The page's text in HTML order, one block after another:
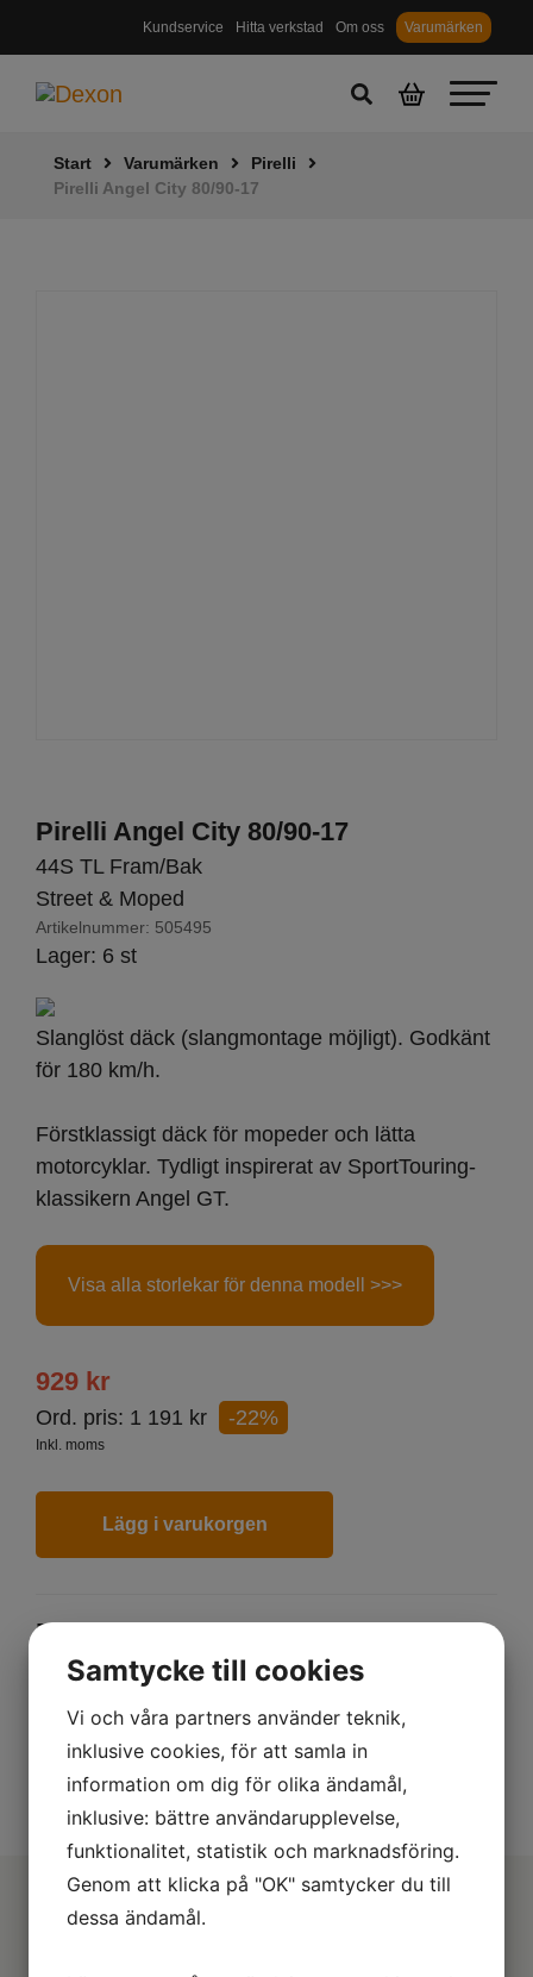
Kundservice Hitta verkstad Om oss Varumärken
Start Varumärken
Pirelli
Pirelli Angel City 80/90-17
Pirelli Angel City 80/90-17
44S TL Fram/Bak
Street & Moped
Artikelnummer: 505495
Lager: 6 st
Slanglöst däck (slangmontage möjligt). Godkänt
för 180 km/h.
Förstklassigt däck för mopeder och lätta
motorcyklar. Tydligt inspirerat av SportTouring-
klassikern Angel GT.
Visa alla storlekar för denna modell >>>
929 kr
Ord. pris: 1 191 kr -22%
Inkl. moms
Lägg i varukorgen
Beskrivning
Förstklassigt däck för mopeder och lätta
motorcyklar. Tydligt inspirerat av SportTouring-
klassikern Angel GT.
Samtycke till cookies
Vi och våra partners använder teknik,
inklusive cookies, för att samla in
information om dig för olika ändamål,
inklusive: bättre användarupplevelse,
funktionalitet, statistik och marknadsföring.
Genom att klicka på "OK" samtycker du till
dessa ändamål.